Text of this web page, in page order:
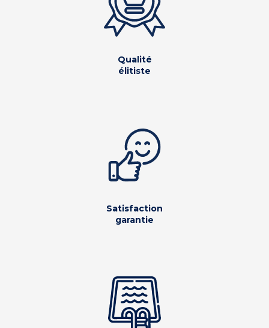
Qualité
élitiste
Satisfaction
garantie